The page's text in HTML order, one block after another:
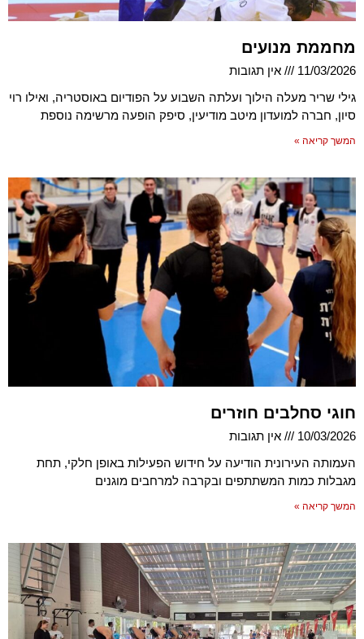
מחממת מנועים
11/03/2026
אין תגובות
גילי שריר מעלה הילוך ועלתה השבוע על הפודיום באוסטריה, ואילו רוי
סיון, חברה למועדון מיטב מודיעין, סיפק הופעה מרשימה נוספת
המשך קריאה »
חוגי סחלבים חוזרים
10/03/2026
אין תגובות
העמותה העירונית הודיעה על חידוש הפעילות באופן חלקי, תחת
מגבלות כמות המשתתפים ובקרבה למרחבים מוגנים
המשך קריאה »